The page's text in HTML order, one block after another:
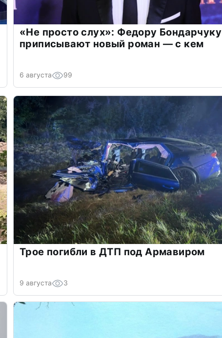
«Не просто слух»: Федору Бондарчуку
приписывают новый роман — с кем
6 августа 99
Трое погибли в ДТП под Армавиром
9 августа 3